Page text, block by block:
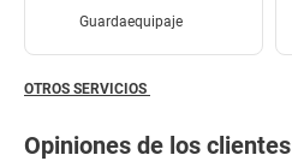
Guardaequipaje
OTROS SERVICIOS
Opiniones de los clientes